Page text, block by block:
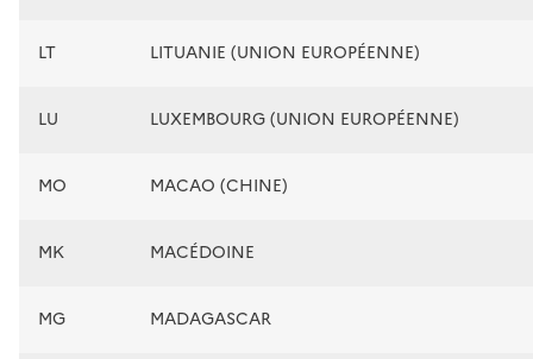
LT LITUANIE (UNION EUROPÉENNE)
LU LUXEMBOURG (UNION EUROPÉENNE)
MO MACAO (CHINE)
MK MACÉDOINE
MG MADAGASCAR